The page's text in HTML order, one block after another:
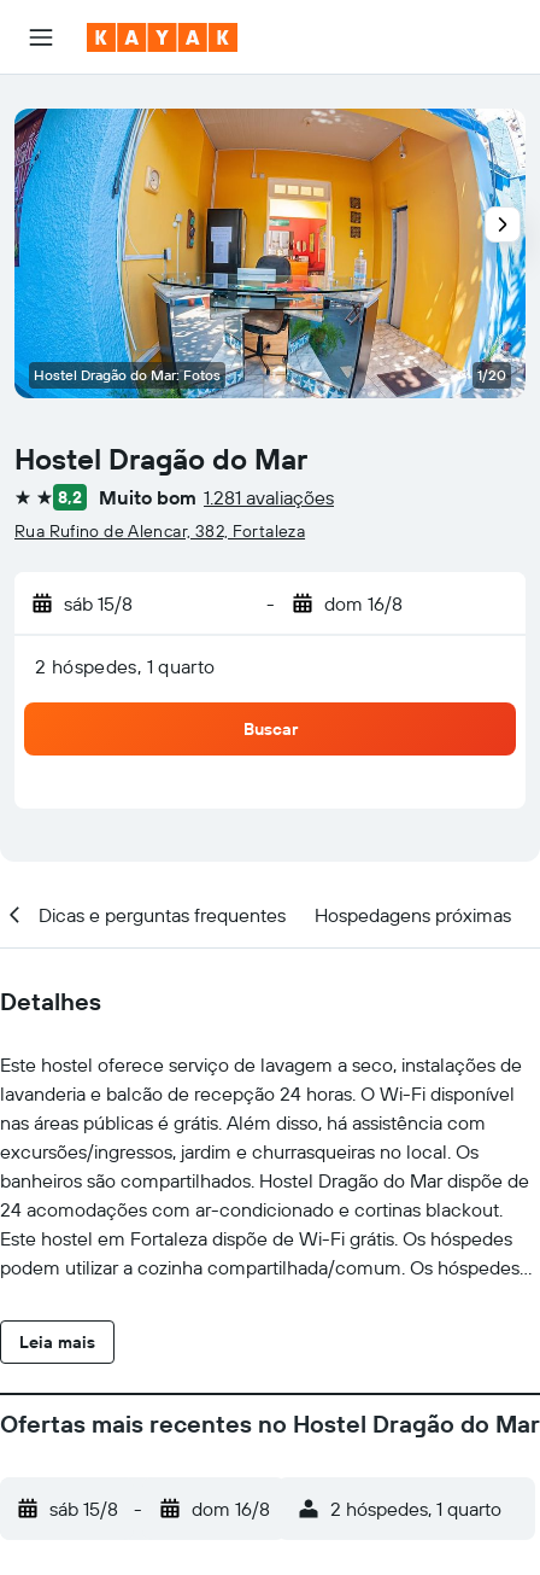
Hostel Dragão do Mar
2 estrelas
8,2 Muito bom 1.281 avaliações
Rua Rufino de Alencar, 382, Fortaleza
sáb 15/8 - dom 16/8
2 hóspedes, 1 quarto
Buscar
Hostel Dragão do Mar: Fotos 1/20
Dicas e perguntas frequentes Hospedagens próximas
Detalhes
Este hostel oferece serviço de lavagem a seco, instalações de
lavanderia e balcão de recepção 24 horas. O Wi-Fi disponível
nas áreas públicas é grátis. Além disso, há assistência com
excursões/ingressos, jardim e churrasqueiras no local. Os
banheiros são compartilhados. Hostel Dragão do Mar dispõe de
24 acomodações com ar-condicionado e cortinas blackout.
Este hostel em Fortaleza dispõe de Wi-Fi grátis. Os hóspedes
podem utilizar a cozinha compartilhada/comum. Os hóspedes
chuveiros com duchas com efeito de chuva. O serviço de
limpeza é fornecido diariamente e comodidades como
Leia mais
Ofertas mais recentes no Hostel Dragão do Mar
sáb 15/8 - dom 16/8 2 hóspedes, 1 quarto